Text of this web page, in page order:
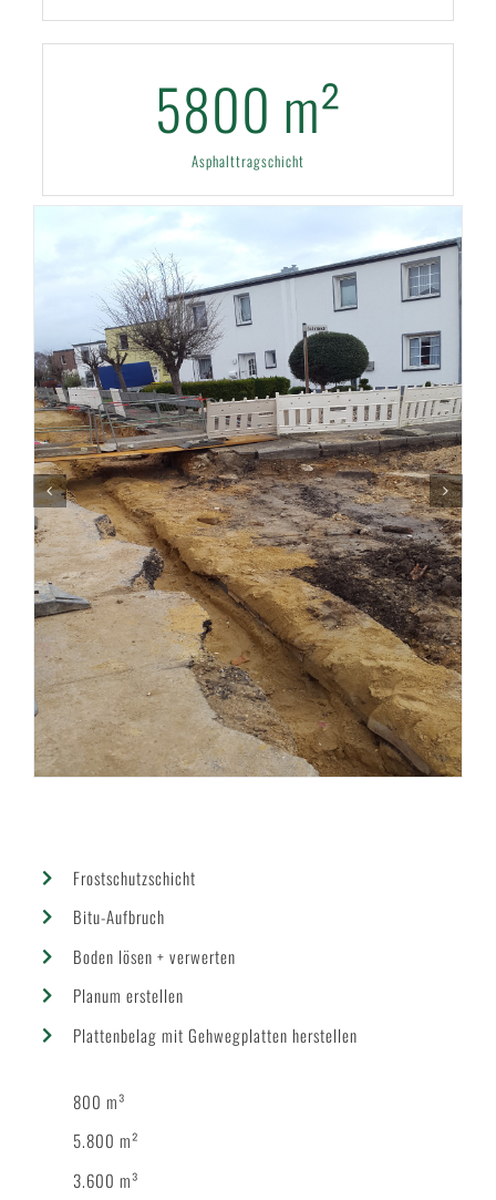
5800 m²
Asphalttragschicht
Frostschutzschicht
Bitu-Aufbruch
Boden lösen + verwerten
Planum erstellen
Plattenbelag mit Gehwegplatten herstellen
800 m³
5.800 m²
3.600 m³